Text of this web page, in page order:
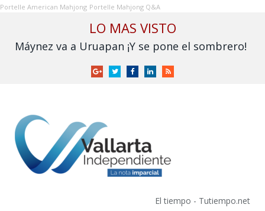
Portelle American Mahjong Portelle Mahjong Q&A
LO MAS VISTO
Máynez va a Uruapan ¡Y se pone el sombrero!
GoogleTwitterFacebookLinkedInRSS
El tiempo - Tutiempo.net